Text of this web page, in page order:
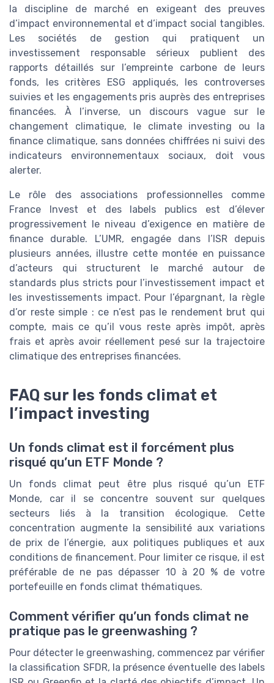
la discipline de marché en exigeant des preuves
d’impact environnemental et d’impact social tangibles.
Les sociétés de gestion qui pratiquent un
investissement responsable sérieux publient des
rapports détaillés sur l’empreinte carbone de leurs
fonds, les critères ESG appliqués, les controverses
suivies et les engagements pris auprès des entreprises
financées. À l’inverse, un discours vague sur le
changement climatique, le climate investing ou la
finance climatique, sans données chiffrées ni suivi des
indicateurs environnementaux sociaux, doit vous
alerter.
Le rôle des associations professionnelles comme
France Invest et des labels publics est d’élever
progressivement le niveau d’exigence en matière de
finance durable. L’UMR, engagée dans l’ISR depuis
plusieurs années, illustre cette montée en puissance
d’acteurs qui structurent le marché autour de
standards plus stricts pour l’investissement impact et
les investissements impact. Pour l’épargnant, la règle
d’or reste simple : ce n’est pas le rendement brut qui
compte, mais ce qu’il vous reste après impôt, après
frais et après avoir réellement pesé sur la trajectoire
climatique des entreprises financées.
FAQ sur les fonds climat et
l’impact investing
Un fonds climat est il forcément plus
risqué qu’un ETF Monde ?
Un fonds climat peut être plus risqué qu’un ETF
Monde, car il se concentre souvent sur quelques
secteurs liés à la transition écologique. Cette
concentration augmente la sensibilité aux variations
de prix de l’énergie, aux politiques publiques et aux
conditions de financement. Pour limiter ce risque, il est
préférable de ne pas dépasser 10 à 20 % de votre
portefeuille en fonds climat thématiques.
Comment vérifier qu’un fonds climat ne
pratique pas le greenwashing ?
Pour détecter le greenwashing, commencez par vérifier
la classification SFDR, la présence éventuelle des labels